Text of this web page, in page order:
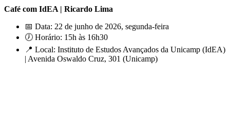
Café com IdEA | Ricardo Lima
📅 Data: 22 de junho de 2026, segunda-feira
🕖 Horário: 15h às 16h30
📍 Local: Instituto de Estudos Avançados da Unicamp (IdEA)
| Avenida Oswaldo Cruz, 301 (Unicamp)